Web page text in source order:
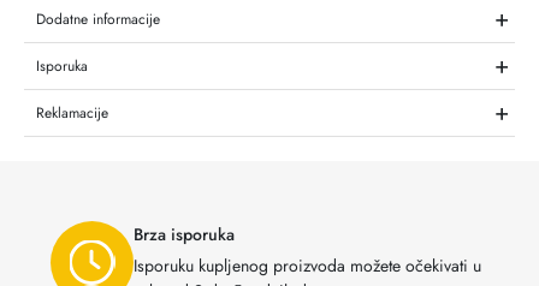
Dodatne informacije +
Isporuka +
Reklamacije +
Brza isporuka
Isporuku kupljenog proizvoda možete očekivati u